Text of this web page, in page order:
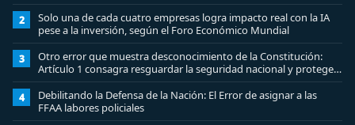
2
Solo una de cada cuatro empresas logra impacto real con la IA
pese a la inversión, según el Foro Económico Mundial
3
Otro error que muestra desconocimiento de la Constitución:
Artículo 1 consagra resguardar la seguridad nacional y proteger
a los ciudadanos
4
Debilitando la Defensa de la Nación: El Error de asignar a las
FFAA labores policiales